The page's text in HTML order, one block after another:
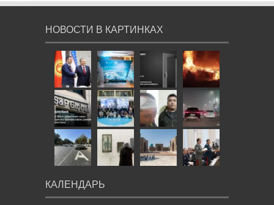
НОВОСТИ В КАРТИНКАХ
КАЛЕНДАРЬ